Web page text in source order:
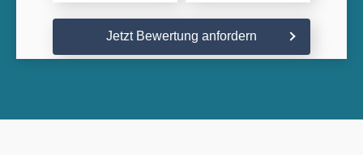
Jetzt Bewertung anfordern